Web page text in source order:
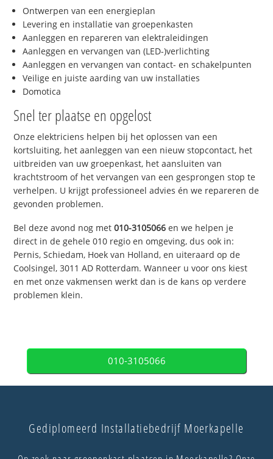
Ontwerpen van een energieplan
Levering en installatie van groepenkasten
Aanleggen en repareren van elektraleidingen
Aanleggen en vervangen van (LED-)verlichting
Aanleggen en vervangen van contact- en schakelpunten
Veilige en juiste aarding van uw installaties
Domotica
Snel ter plaatse en opgelost
Onze elektriciens helpen bij het oplossen van een
kortsluiting, het aanleggen van een nieuw stopcontact, het
uitbreiden van uw groepenkast, het aansluiten van
krachtstroom of het vervangen van een gesprongen stop te
verhelpen. U krijgt professioneel advies én we repareren de
gevonden problemen.
Bel deze avond nog met010-3105066 en we helpen je
direct in de gehele 010 regio en omgeving, dus ook in:
Pernis, Schiedam, Hoek van Holland, en uiteraard op de
Coolsingel, 3011 AD Rotterdam. Wanneer u voor ons kiest
en met onze vakmensen werkt dan is de kans op verdere
problemen klein.
010-3105066
Gediplomeerd Installatiebedrijf Moerkapelle